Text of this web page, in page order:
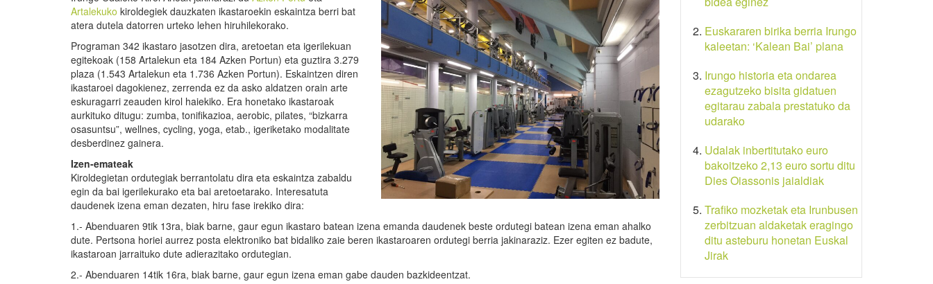
Artalekuko kiroldegiek dauzkaten ikastaroekin eskaintza berri bat
atera dutela datorren urteko lehen hiruhilekorako.
Programan 342 ikastaro jasotzen dira, aretoetan eta igerilekuan
egitekoak (158 Artalekun eta 184 Azken Portun) eta guztira 3.279
plaza (1.543 Artalekun eta 1.736 Azken Portun). Eskaintzen diren
ikastaroei dagokienez, zerrenda ez da asko aldatzen orain arte
eskuragarri zeauden kirol haiekiko. Era honetako ikastaroak
aurkituko ditugu: zumba, tonifikazioa, aerobic, pilates, “bizkarra
osasuntsu”, wellnes, cycling, yoga, etab., igeriketako modalitate
desberdinez gainera.
Izen-emateak
Kiroldegietan ordutegiak berrantolatu dira eta eskaintza zabaldu
egin da bai igerilekurako eta bai aretoetarako. Interesatuta
daudenek izena eman dezaten, hiru fase irekiko dira:
1.- Abenduaren 9tik 13ra, biak barne, gaur egun ikastaro batean izena emanda daudenek beste ordutegi batean izena eman ahalko
dute. Pertsona horiei aurrez posta elektroniko bat bidaliko zaie beren ikastaroaren ordutegi berria jakinaraziz. Ezer egiten ez badute,
ikastaroan jarraituko dute adierazitako ordutegian.
2.- Abenduaren 14tik 16ra, biak barne, gaur egun izena eman gabe dauden bazkideentzat.
Euskararen birika berria Irungo
kaleetan: ‘Kalean Bai’ plana
Irungo historia eta ondarea
ezagutzeko bisita gidatuen
egitarau zabala prestatuko da
udarako
Udalak inbertitutako euro
bakoitzeko 2,13 euro sortu ditu
Dies Oiassonis jaialdiak
Trafiko mozketak eta Irunbusen
zerbitzuan aldaketak eragingo
ditu asteburu honetan Euskal
Jirak